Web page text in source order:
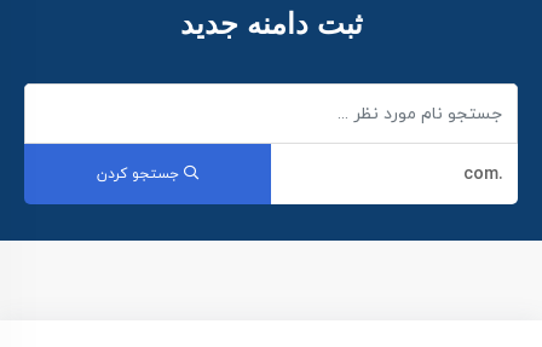
ثبت دامنه جدید
جستجو کردن